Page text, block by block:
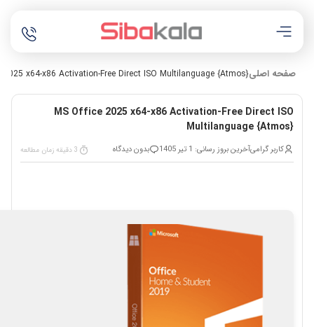
صفحه اصلی2025 x64-x86 Activation-Free Direct ISO Multilanguage {Atmos}
MS Office 2025 x64-x86 Activation-Free Direct ISO
Multilanguage {Atmos}
کاربر گرامیآخرین بروز رسانی: 1 تیر 1405 بدون دیدگاه 3 دقیقه زمان مطالعه